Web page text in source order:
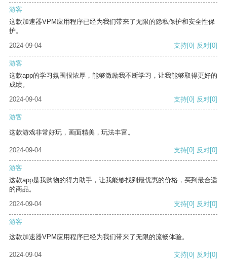
游客
这款加速器VPM应用程序已经为我们带来了无限的隐私保护和安全性保
护。
2024-09-04
支持[0] 反对[0]
游客
这款app的学习氛围很浓厚，能够激励我不断学习，让我能够取得更好的
成绩。
2024-09-04
支持[0] 反对[0]
游客
这款游戏非常好玩，画面精美，玩法丰富。
2024-09-04 支持[0] 反对[0]
游客
这款app是我购物的得力助手，让我能够找到最优惠的价格，买到最合适
的商品。
2024-09-04
支持[0] 反对[0]
游客
这款加速器VPM应用程序已经为我们带来了无限的流畅体验。
2024-09-04 支持[0] 反对[0]